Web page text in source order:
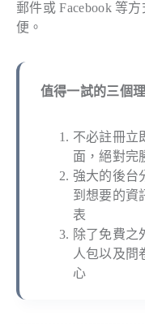
郵件或 Facebook 等
便。
值得一試的三個理
不必註冊立
面，絕對完
強大的後台
到想要的資
表
除了免費之
人包以及問
心